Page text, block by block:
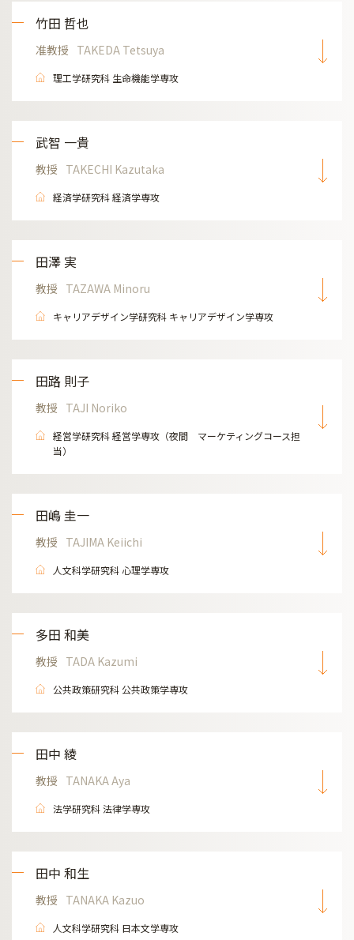
竹田 哲也
准教授 TAKEDA Tetsuya
理工学研究科 生命機能学専攻
武智 一貴
教授 TAKECHI Kazutaka
経済学研究科 経済学専攻
田澤 実
教授 TAZAWA Minoru
キャリアデザイン学研究科 キャリアデザイン学専攻
田路 則子
教授 TAJI Noriko
経営学研究科 経営学専攻（夜間 マーケティングコース担
当）
田嶋 圭一
教授 TAJIMA Keiichi
人文科学研究科 心理学専攻
多田 和美
教授 TADA Kazumi
公共政策研究科 公共政策学専攻
田中 綾
教授 TANAKA Aya
法学研究科 法律学専攻
田中 和生
教授 TANAKA Kazuo
人文科学研究科 日本文学専攻